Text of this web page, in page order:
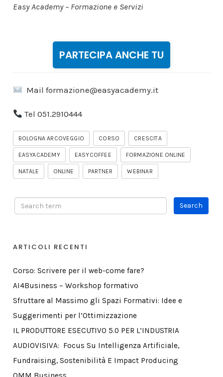
Easy Academy – Formazione e Servizi
PARTECIPA ANCHE TU
Mail formazione@easyacademy.it
Tel 051.2910444
BOLOGNA ARCOVEGGIO CORSO CRESCITA
EASYACADEMY EASYCOFFEE FORMAZIONE ONLINE
NATALE ONLINE PARTNER WEBINAR
ARTICOLI RECENTI
Corso: Scrivere per il web-come fare?
AI4Business – Workshop formativo
Sfruttare al Massimo gli Spazi Formativi: Idee e
Suggerimenti per l’Ottimizzazione
IL PRODUTTORE ESECUTIVO 5.0 PER L’INDUSTRIA
AUDIOVISIVA: Focus Su Intelligenza Artificiale,
Fundraising, Sostenibilità E Impact Producing